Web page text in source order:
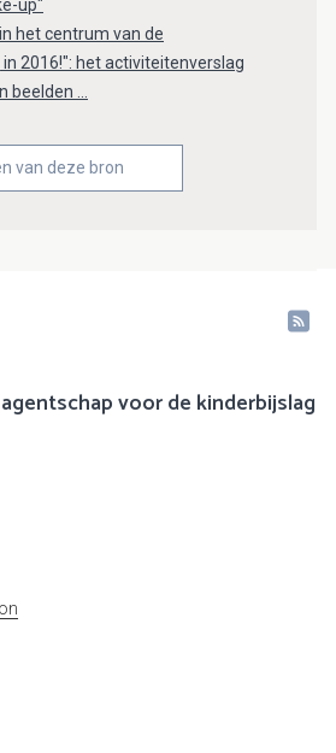
up"
het centrum van de
2016!": het activiteitenverslag
beelden ...
van deze bron
voor de kinderbijslag